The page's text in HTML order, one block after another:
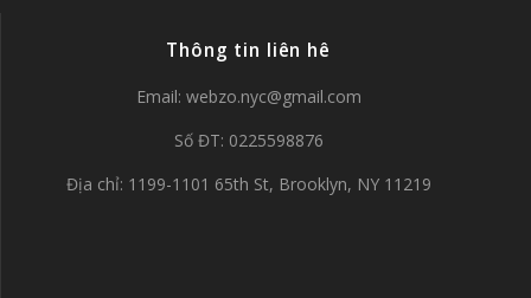
Thông tin liên hê
Email: webzo.nyc@gmail.com
Số ĐT: 0225598876
Địa chỉ: 1199-1101 65th St, Brooklyn, NY 11219